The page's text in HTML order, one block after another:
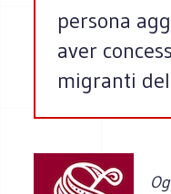
persona
aver
migranti